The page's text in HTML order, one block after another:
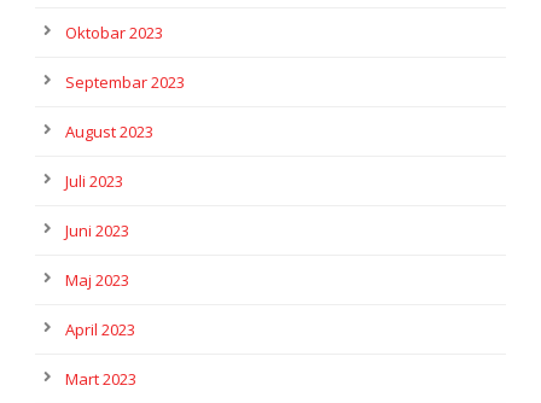
Oktobar 2023
Septembar 2023
August 2023
Juli 2023
Juni 2023
Maj 2023
April 2023
Mart 2023